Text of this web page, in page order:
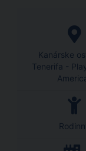
Kanárske
Tenerifa -